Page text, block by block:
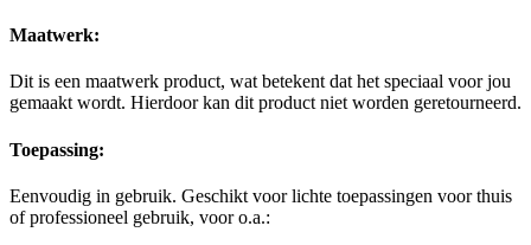
Maatwerk:
Dit is een maatwerk product, wat betekent dat het speciaal voor jou
gemaakt wordt. Hierdoor kan dit product niet worden geretourneerd.
Toepassing:
Eenvoudig in gebruik. Geschikt voor lichte toepassingen voor thuis
of professioneel gebruik, voor o.a.: